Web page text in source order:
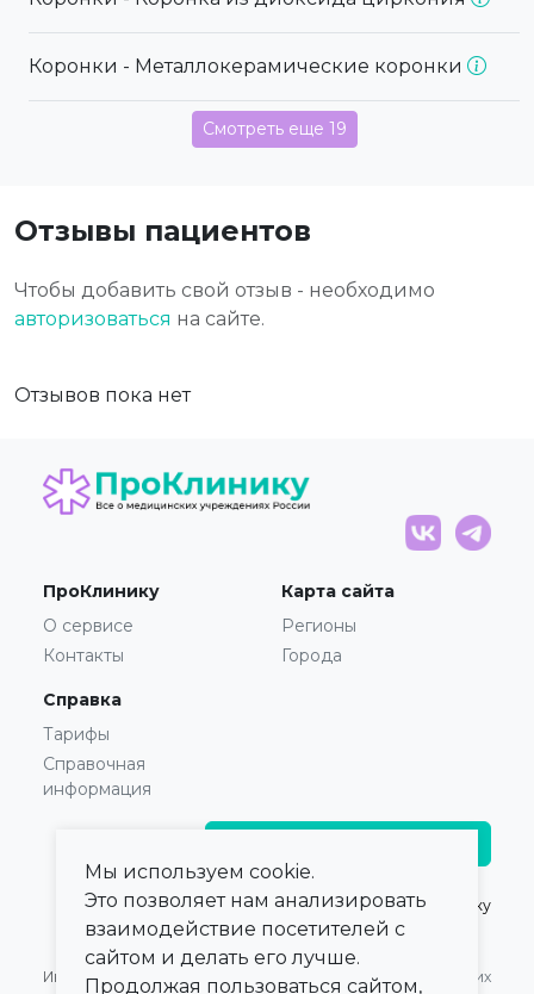
Коронки - Металлокерамические коронки
Смотреть еще 19
Отзывы пациентов
Чтобы добавить свой отзыв - необходимо
авторизоваться на сайте.
Отзывов пока нет
ПроКлинику
О сервисе
Контакты
Карта сайта
Регионы
Города
Справка
Тарифы
Справочная
информация
© 2021 — 2026,ПроКлинику
Информация,
Оферта для Юридических
Мы используем cookie.
Это позволяет нам анализировать
взаимодействие посетителей с
сайтом и делать его лучше.
Продолжая пользоваться сайтом,